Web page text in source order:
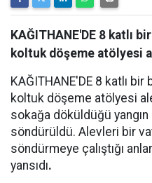
KAĞITHANE'DE 8 katlı
koltuk döşeme atölyesi
KAĞITHANE'DE 8 katlı bir
koltuk döşeme atölyesi
sokağa döküldüğü
söndürüldü. Alevleri bir
söndürmeye çalıştığı
yansıdı.